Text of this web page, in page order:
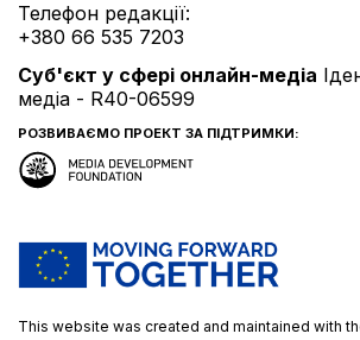
Телефон редакції:
+380 66 535 7203
Cуб'єкт у сфері онлайн-медіа
медіа - R40-06599
РОЗВИВАЄМО ПРОЕКТ ЗА ПІДТРИМКИ:
This website was created and maintained with